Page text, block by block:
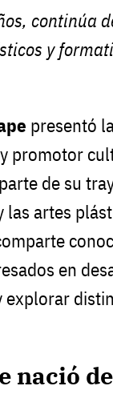
continúa
y
presentó
promotor
de su
artes
en
explorar
nació